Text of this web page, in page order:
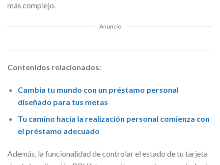
más complejo.
Anuncio
Contenidos relacionados:
Cambia tu mundo con un préstamo personal
diseñado para tus metas
Tu camino hacia la realización personal comienza con
el préstamo adecuado
Además, la funcionalidad de controlar el estado de tu tarjeta